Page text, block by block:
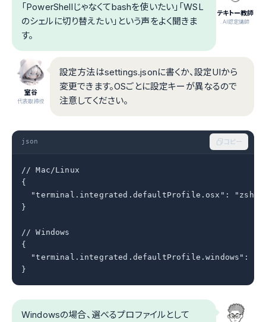
テキトー教師
.AI認定講師
「PowerShellじゃなくてbashを使いたい」「WSL
のシェルに切り替えたい」という声をよく聞きま
す。
室谷
代表取締役
設定方法はsettings.jsonに書くか、設定UIから
変更できます。OSごとに設定キーが異なるので
注意してください。
json コピー
// Mac/Linux
{
  "terminal.integrated.defaultProfile.osx": "zsh"
}
// Windows
{
"terminal.integrated.defaultProfile.windows":
}
Windowsの場合、選べるプロファイルとして